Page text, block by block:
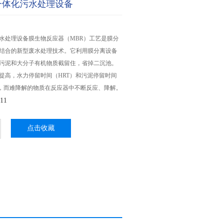
化污水处理设备
处理设备膜生物反应器（MBR）工艺是膜分
合的新型废水处理技术。它利用膜分离设备
泥和大分子有机物质截留住，省掉二沉池。
高，水力停留时间（HRT）和污泥停留时间
而难降解的物质在反应器中不断反应、降解。
点击收藏